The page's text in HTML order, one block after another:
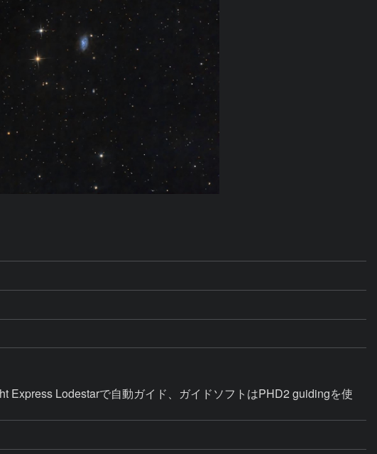
Express Lodestarで自動ガイド、ガイドソフトはPHD2 guidingを使